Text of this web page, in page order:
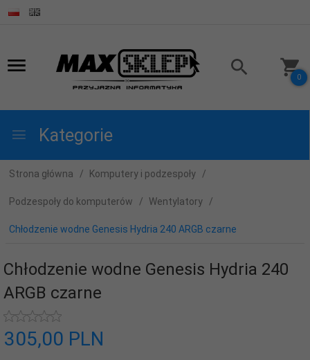
0
Kategorie
Strona główna Komputery i podzespoły
Podzespoły do komputerów Wentylatory
Chłodzenie wodne Genesis Hydria 240 ARGB czarne
Chłodzenie wodne Genesis Hydria 240
ARGB czarne
305,00 PLN